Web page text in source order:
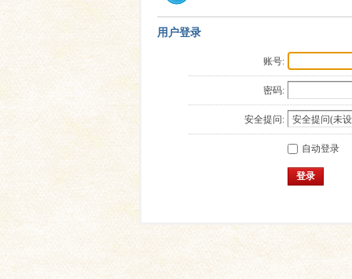
用户登录
账号:
密码:
安全提问:
自动登录
登录